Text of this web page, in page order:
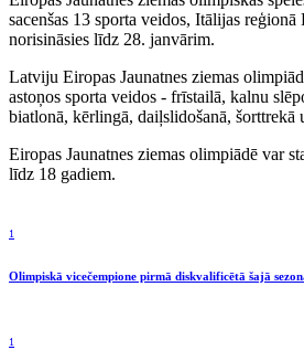
sacenšas 13 sporta veidos, Itālijas
norisināsies līdz 28. janvārim.
Latviju Eiropas Jaunatnes ziemas
astoņos sporta veidos - frīstailā, kalnu
biatlonā, kērlingā, daiļslidošanā, šorttrekā
Eiropas Jaunatnes ziemas olimpiādē var
līdz 18 gadiem.
1
Olimpiskā vicečempione pirmā diskvalificētā šajā
1